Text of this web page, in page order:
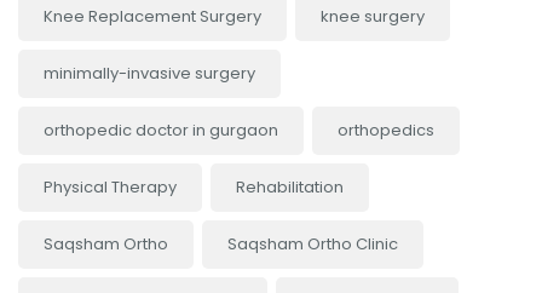
Knee Replacement Surgery knee surgery
minimally-invasive surgery
orthopedic doctor in gurgaon orthopedics
Physical Therapy Rehabilitation
Saqsham Ortho Saqsham Ortho Clinic